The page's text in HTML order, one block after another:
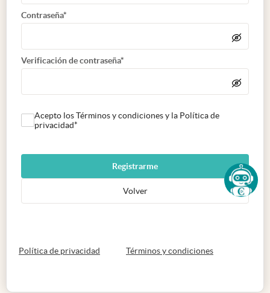
Contraseña*
Verificación de contraseña*
Acepto los Términos y condiciones y la Política de
privacidad*
Registrarme
Volver
Política de privacidad abre en nueva pestaña
Términos y condicionesabre en nueva